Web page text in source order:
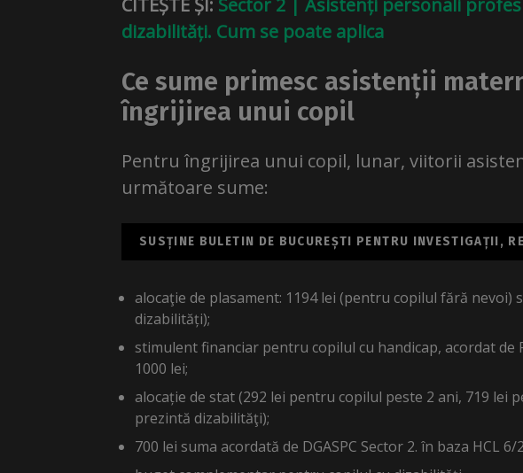
dizabilități. Cum se poate aplica
Ce sume primesc asistenții
îngrijirea unui copil
Pentru îngrijirea unui copil, lunar, viitorii
următoare sume:
SUSȚINE BULETIN DE BUCUREȘTI PENTRU INVESTIGAȚII,
alocaţie de plasament: 1194 lei (pentru copilul fără nevoi)
dizabilități);
stimulent financiar pentru copilul cu handicap, acordat
1000 lei;
alocație de stat (292 lei pentru copilul peste 2 ani, 719 lei
prezintă dizabilităţi);
700 lei suma acordată de DGASPC Sector 2. în baza HCL 6/